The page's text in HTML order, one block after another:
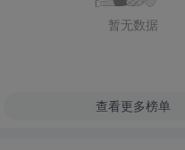
暂无数据
查看更多榜单